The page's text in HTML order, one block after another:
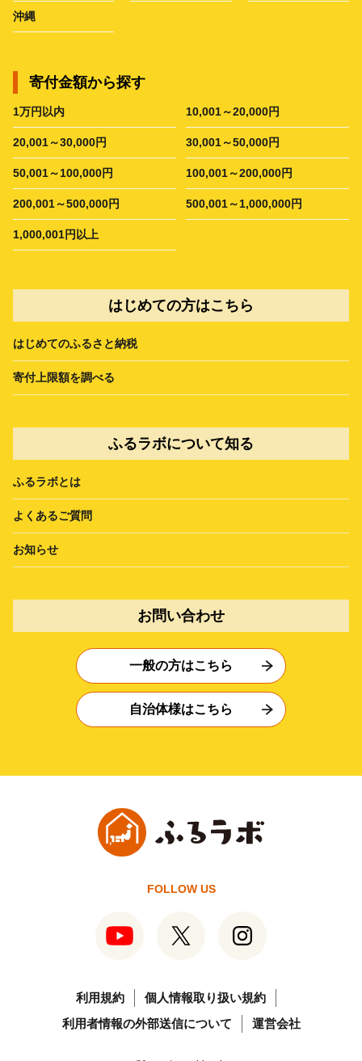
沖縄
寄付金額から探す
1万円以内 10,001～20,000円
20,001～30,000円 30,001～50,000円
50,001～100,000円 100,001～200,000円
200,001～500,000円 500,001～1,000,000円
1,000,001円以上
はじめての方はこちら
はじめてのふるさと納税
寄付上限額を調べる
ふるラボについて知る
ふるラボとは
よくあるご質問
お知らせ
お問い合わせ
一般の方はこちら
自治体様はこちら
FOLLOW US
利用規約
個人情報取り扱い規約
利用者情報の外部送信について
運営会社